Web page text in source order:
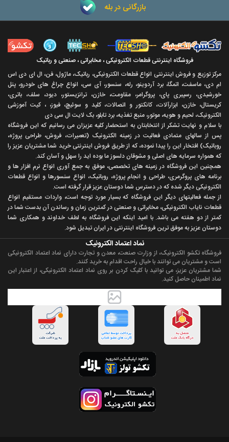
بازرگانی در بله
فروشگاه اینترنتی قطعات الکترونیکی ، مخابراتی ، صنعتی و رباتیک
مرکز توزیع و فروش اینترنتی انواع قطعات الکترونیکی، رباتیک، ماژول، فن، ال ای دی اس
ام دی، ماسفت، اتمگا، برد آردوینو، رله، سنسور، آی سی، انواع چراغ های خودرو، پنل
خورشیدی، رسپبری پای، پروگرامر، مقاومت، خازن، ترانزیستور، دیود، سلف، باتری،
کریستال، خازن، ابزارآلات، کانکتور و اتصالات، کلید و سوئیچ، فیوز، ، کیت آموزشی
الکترونیک، لحیم و هویه، موتور، منبع تغذیه، برد تابلو، بک لایت ال سی دی
با سلام و نهايت تشکر از انتخابتان به استحضار کليه عزيزان می رسانيم که اين فروشگاه
پس از سالهای متمادی فعاليت در زمينه الکترونيک (تعميرات، فروش، طراحی پروژه،
روباتيک) افتخار اين را پيدا نموده، که از طريق فروش اينترنتی خريد شما مشتريان عزيز را
که همواره سرمايه های اصلی و مشوقان دلسوز ما بوده ايد را سهل و آسان کند.
همچنين اين فروشگاه در زمينه های تخصصی، موفق به جمع آوری انواع نرم افزار ها و
برنامه های پروگرمری، طراحی و انجام پروژه، روباتيک، انواع سنسورها و انواع قطعات
الکترونيکی ديگر شده که در دسترس شما دوستان عزيز قرار گرفته است.
از جمله فعاليتهای ديگر اين فروشگاه که بسيار مورد توجه است، واردات مستقیم انواع
قطعات ناياب الکترونيکی، مخابراتی و صنعتی در کمترين زمان و رساندن آن بدست شما در
کمتر از دو هفته می باشد. با اميد اينکه اين فروشگاه به لطف خداوند و همکاری شما
دوستان عزيز به موفق ترين فروشگاه اینترنتی در ایران تبديل شود.
نماد اعتماد الکترونیک
فروشگاه تکشو الکترونیک، از وزارت صنعت، معدن و تجارت دارای نماد اعتماد الکترونیکی
است و مشتریان می توانند با خیال راحت اقدام به خرید کنند.
شما مشتریان عزیز، می توانید با کلیک کردن بر روی نماد اعتماد الکترونیکی، از اعتبار این
نماد اطمینان حاصل کنید.